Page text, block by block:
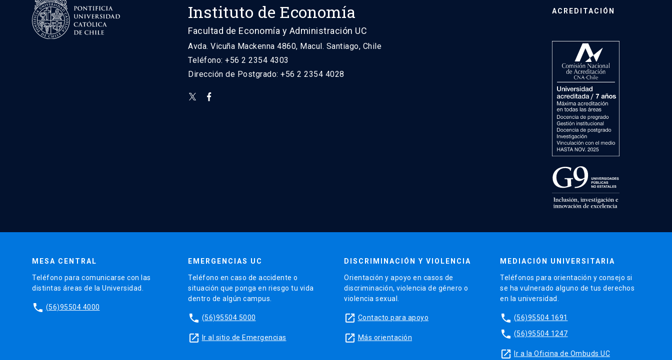
Instituto de Economía
Facultad de Economía y Administración UC
Avda. Vicuña Mackenna 4860, Macul. Santiago, Chile
Teléfono: +56 2 2354 4303
Dirección de Postgrado: +56 2 2354 4028
ACREDITACIÓN
MESA CENTRAL
Teléfono para comunicarse con las
distintas áreas de la Universidad.
phone (56)95504 4000
EMERGENCIAS UC
Teléfono en caso de accidente o
situación que ponga en riesgo tu vida
dentro de algún campus.
phone (56)95504 5000
launch Ir al sitio de Emergencias
DISCRIMINACIÓN Y VIOLENCIA
Orientación y apoyo en casos de
discriminación, violencia de género o
violencia sexual.
launch Contacto para apoyo
launch Más orientación
MEDIACIÓN UNIVERSITARIA
Teléfonos para orientación y consejo si
se ha vulnerado alguno de tus derechos
en la universidad.
phone (56)95504 1691
phone (56)95504 1247
launch Ir a la Oficina de Ombuds UC